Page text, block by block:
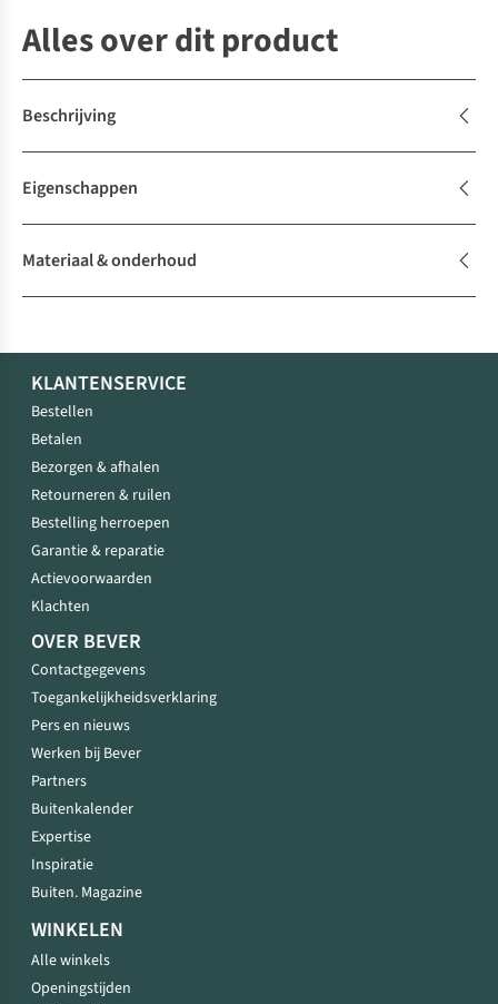
Alles over dit product
Beschrijving
Eigenschappen
Materiaal & onderhoud
KLANTENSERVICE
Bestellen
Betalen
Bezorgen & afhalen
Retourneren & ruilen
Bestelling herroepen
Garantie & reparatie
Actievoorwaarden
Klachten
OVER BEVER
Contactgegevens
Toegankelijkheidsverklaring
Pers en nieuws
Werken bij Bever
Partners
Buitenkalender
Expertise
Inspiratie
Buiten. Magazine
WINKELEN
Alle winkels
Openingstijden